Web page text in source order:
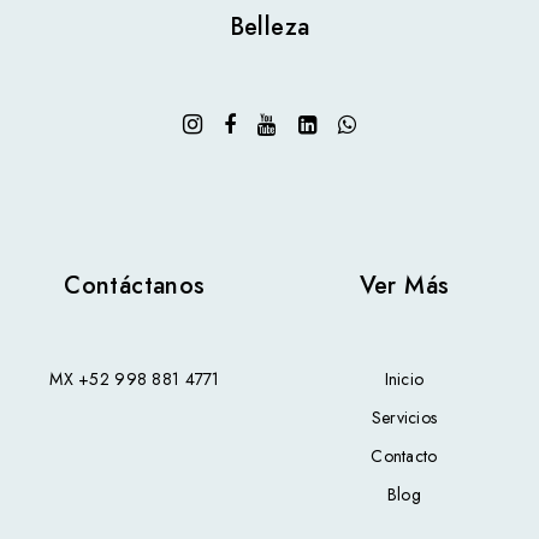
WAN Connectivity is NOT supported.
Contáctanos
MX +52 998 881 4771
Ver Más
Inicio
Servicios
Contacto
Blog
Belleza